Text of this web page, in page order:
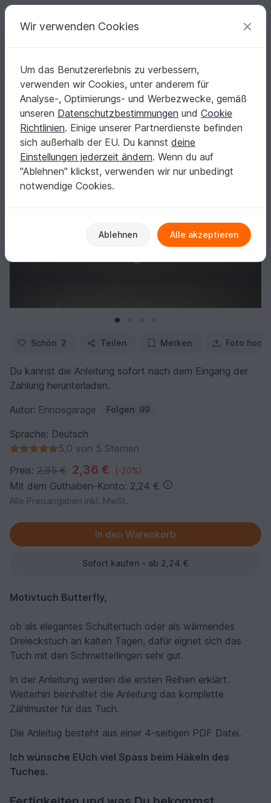
Deine kreativen Ideen
Deutsch | € (EUR) einloggen Kostenlos registrieren
Startseite Häkeln Tücher Motivtücher
Anleitung Motivtuch Butterfly
Anleitung Motivtuch Butterfly
Schön 2 Teilen Merken Foto
Du kannst die Anleitung sofort nach dem Eingang der
Zahlung herunterladen.
Autor: Ennosgarage Folgen 99
Sprache: Deutsch
5,0 von 5 Sternen
Preis: 2,95 € 2,36 € (-20%)
Mit dem Guthaben-Konto: 2,24 €
Alle Preisangaben inkl. MwSt.
Sofort kaufen - ab 2,24 €
Motivtuch Butterfly,
ob als elegantes Schultertuch oder als wärmendes
Dreieckstuch an kalten Tagen, dafür eignet sich das
Tuch mit den Schmetterlingen sehr gut.
In der Anleitung werden die ersten Reihen erklärt.
Weiterhin beinhaltet die Anleitung das komplette
Zählmuster für das Tuch.
Die Anleitug besteht aus einer 4-seitigen PDF Datei.
Ich wünsche EUch viel Spass beim Häkeln des
Tuches.
Wir verwenden Cookies
Um das Benutzererlebnis zu verbessern,
verwenden wir Cookies, unter anderem für
Analyse-, Optimierungs- und Werbezwecke, gemäß
unseren Datenschutzbestimmungen und Cookie
Richtlinien. Einige unserer Partnerdienste befinden
sich außerhalb der EU. Du kannst deine
Einstellungen jederzeit ändern. Wenn du auf
"Ablehnen" klickst, verwenden wir nur unbedingt
notwendige Cookies.
Ablehnen Alle akzeptieren